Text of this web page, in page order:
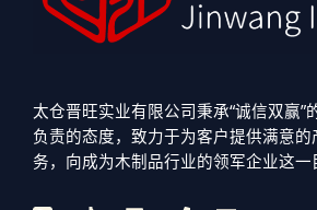
太仓晋旺实业有限公司秉承“诚信双赢”
负责的态度，致力于为客户提供满意
务，向成为木制品行业的领军企业这一